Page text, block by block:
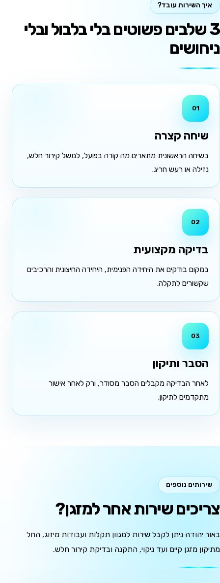
איך השירות עובד?
3 שלבים פשוטים בלי בלבול ובלי
ניחושים
01
שיחה קצרה
בשיחה הראשונית מתארים מה קורה בפועל, למשל קירור חלש,
נזילה או רעש חריג.
02
בדיקה מקצועית
במקום בודקים את היחידה הפנימית, היחידה החיצונית והרכיבים
שקשורים לתקלה.
03
הסבר ותיקון
לאחר הבדיקה מקבלים הסבר מסודר, ורק לאחר אישור
מתקדמים לתיקון.
שירותים נוספים
צריכים שירות אחר למזגן?
באור יהודה ניתן לקבל שירות למגוון תקלות ועבודות מיזוג, החל
מתיקון מזגן קיים ועד ניקוי, התקנה ובדיקת קירור חלש.